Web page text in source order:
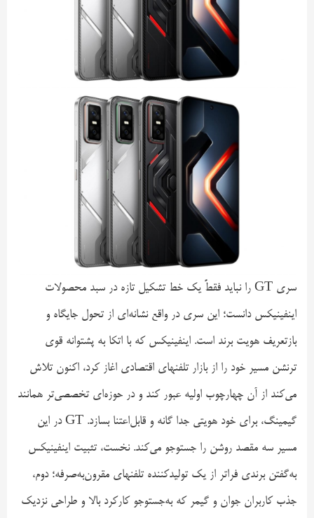
سری GT را نباید فقطً یک خط تشکیل تازه در سبد محصولات
اینفینیکس دانست؛ این سری در واقع نشانه‌ای از تحول جایگاه و
بازتعریف هویت برند است. اینفینیکس که با اتکا به پشتوانه قوی
ترنشن مسیر خود را از بازار تلفنهای اقتصادی اغاز کرد، اکنون تلاش
می‌کند از آن چهارچوب اولیه عبور کند و در حوزه‌ای تخصصی‌تر همانند
گیمینگ، برای خود هویتی جدا گانه و قابل‌اعتنا بسازد. GT در این
مسیر سه مقصد روشن را جستوجو می‌کند. نخست، تثبیت اینفینیکس
به‌گفتن برندی فراتر از یک تولیدکننده تلفنهای مقرون‌به‌صرفه؛ دوم،
جذب کاربران جوان و گیمر که به‌جستوجو کارکرد بالا و طراحی نزدیک